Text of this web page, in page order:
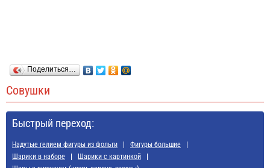
Поделиться…
Совушки
Быстрый переход:
Надутые гелием фигуры из фольги
Фигуры большие
Шарики в наборе
Шарики с картинкой